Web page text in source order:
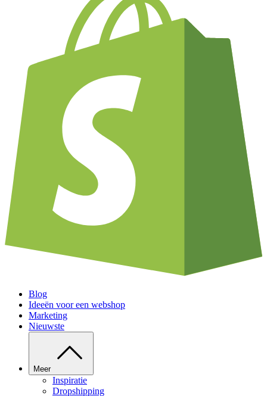
Blog
Ideeën voor een webshop
Marketing
Nieuwste
Meer
Inspiratie
Dropshipping